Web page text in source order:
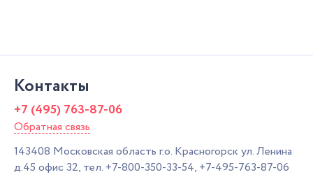
Контакты
+7 (495) 763-87-06
Обратная связь
143408 Московская область г.о. Красногорск ул. Ленина
д.45 офис 32, тел. +7-800-350-33-54, +7-495-763-87-06